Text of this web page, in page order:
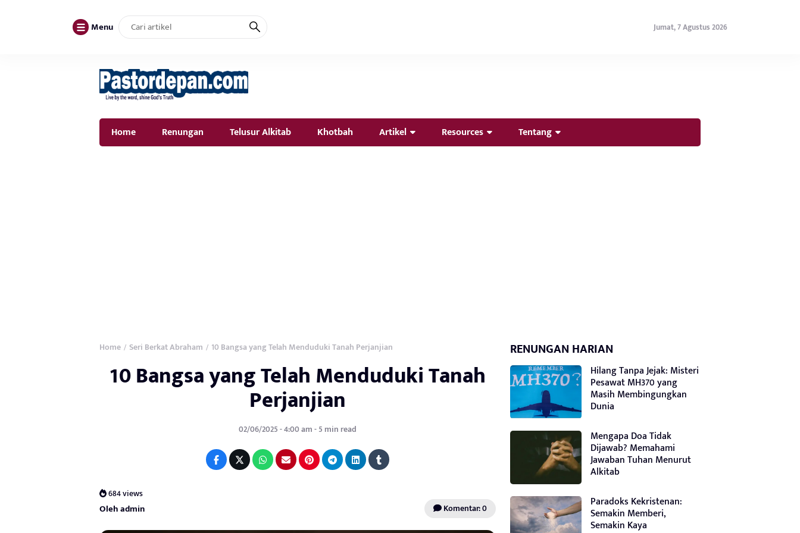
Menu Jumat, 7 Agustus 2026
Home Renungan Telusur Alkitab Khotbah Artikel Resources Tentang
Home / Seri Berkat Abraham / 10 Bangsa yang Telah Menduduki Tanah Perjanjian
10 Bangsa yang Telah Menduduki Tanah
Perjanjian
02/06/2025 - 4:00 am - 5 min read
684 views
Oleh admin Komentar: 0
RENUNGAN HARIAN
Hilang Tanpa Jejak: Misteri
Pesawat MH370 yang
Masih Membingungkan
Dunia
Mengapa Doa Tidak
Dijawab? Memahami
Jawaban Tuhan Menurut
Alkitab
Paradoks Kekristenan:
Semakin Memberi,
Semakin Kaya